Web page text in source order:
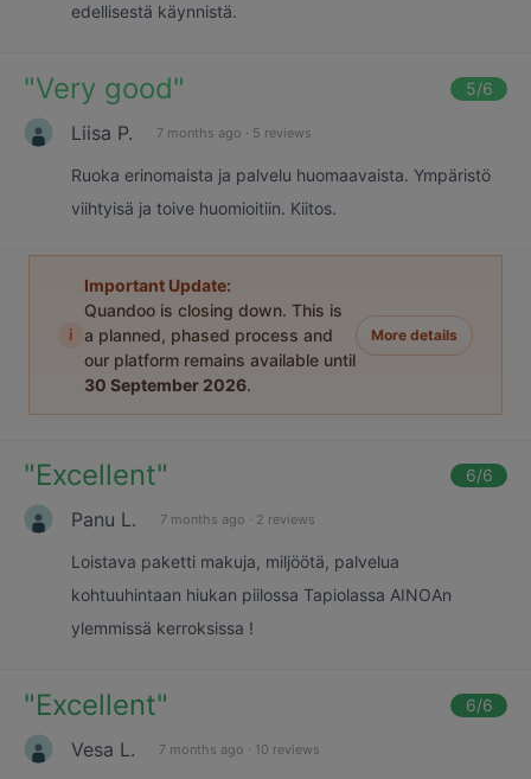
edellisestä käynnistä.
"Very good" 5/6
Liisa P. 7 months ago · 5 reviews
Ruoka erinomaista ja palvelu huomaavaista. Ympäristö
viihtyisä ja toive huomioitiin. Kiitos.
i
Important Update:
Quandoo is closing down. This is
a planned, phased process and
our platform remains available until
30 September 2026.
More details
"Excellent" 6/6
Panu L. 7 months ago · 2 reviews
Loistava paketti makuja, miljöötä, palvelua
kohtuuhintaan hiukan piilossa Tapiolassa AINOAn
ylemmissä kerroksissa !
"Excellent" 6/6
Vesa L. 7 months ago · 10 reviews